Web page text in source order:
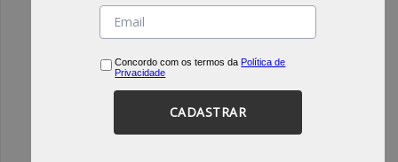
Concordo com os termos da Política de
Privacidade
CADASTRAR